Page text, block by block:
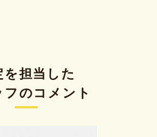
を担当した
のコメント